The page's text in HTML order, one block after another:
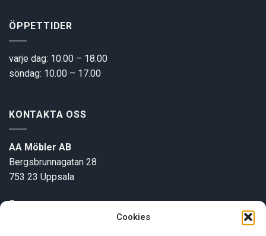
Cookies
ÖPPETTIDER
varje dag: 10.00 – 18.00
söndag: 10.00 – 17.00
KONTAKTA OSS
AA Möbler AB
Bergsbrunnagatan 28
753 23 Uppsala
E-post: